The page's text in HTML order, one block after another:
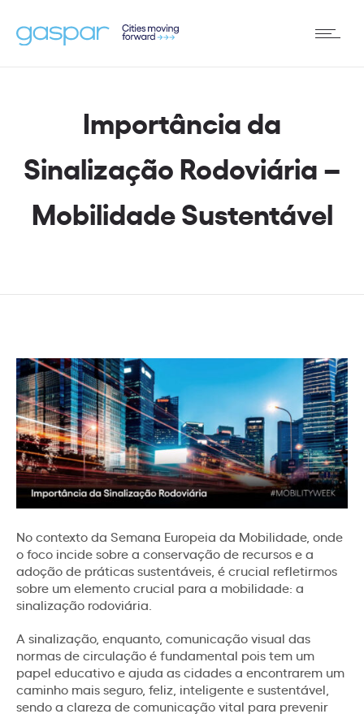
Importância da
Sinalização Rodoviária –
Mobilidade Sustentável
No contexto da Semana Europeia da Mobilidade, onde
o foco incide sobre a conservação de recursos e a
adoção de práticas sustentáveis, é crucial refletirmos
sobre um elemento crucial para a mobilidade: a
sinalização rodoviária.
A sinalização, enquanto, comunicação visual das
normas de circulação é fundamental pois tem um
papel educativo e ajuda as cidades a encontrarem um
caminho mais seguro, feliz, inteligente e sustentável,
sendo a clareza de comunicação vital para prevenir